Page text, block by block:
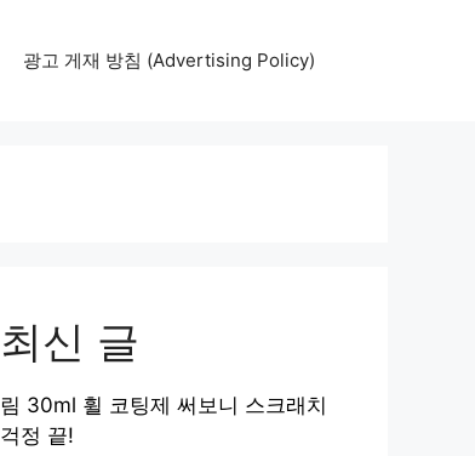
광고 게재 방침 (Advertising Policy)
최신 글
림 30ml 휠 코팅제 써보니 스크래치
걱정 끝!